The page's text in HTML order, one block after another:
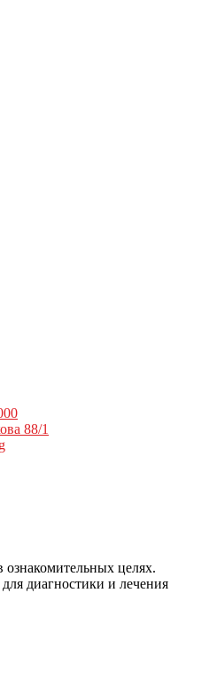
88/1
целях.
диагностики и лечения